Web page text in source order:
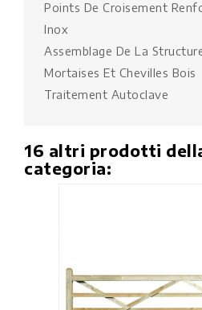
Points De Croisement
Inox
Assemblage De La
Mortaises Et Chevilles Bois
Traitement Autoclave
16 altri prodotti
categoria: